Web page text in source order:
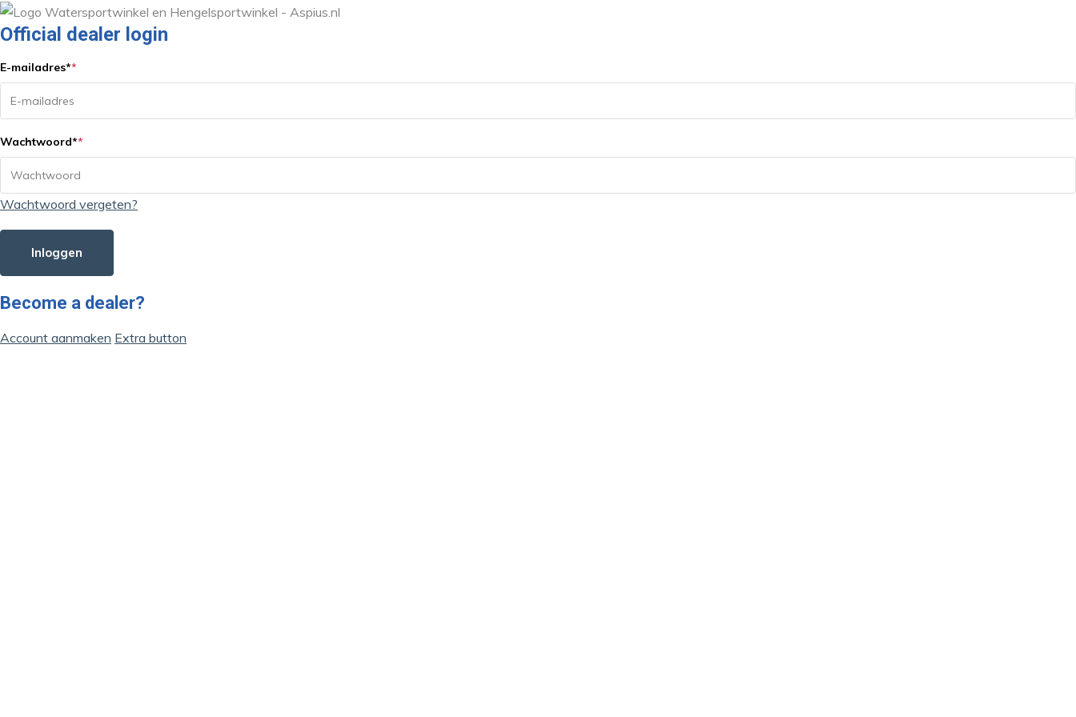
Official dealer login
E-mailadres**
Wachtwoord**
Wachtwoord vergeten?
Inloggen
Become a dealer?
Account aanmaken Extra button